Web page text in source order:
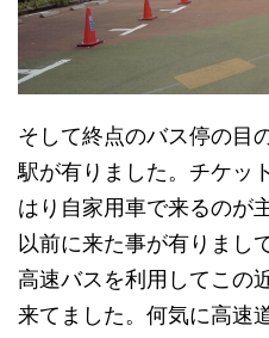
そして終点のバス停の目
駅が有りました。チケッ
はり自家用車で来るのが
以前に来た事が有りまし
高速バスを利用してこの
来てました。何気に高速